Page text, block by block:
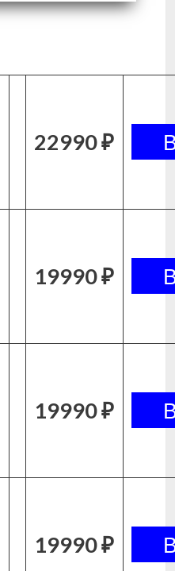
22990 ₽
19990 ₽
19990 ₽
19990 ₽